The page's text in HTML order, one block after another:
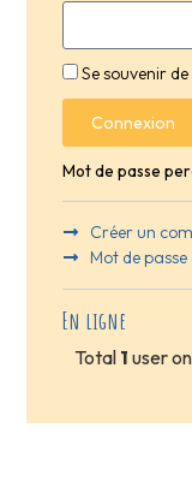
Se souvenir
Connexion
Mot de passe
Créer un
Mot de passe
En ligne
Total 1 user